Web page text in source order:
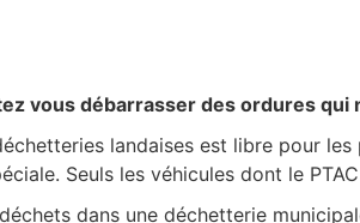
vous débarrasser des ordures
landaises est libre pour
Seuls les véhicules dont le
dans une déchetterie